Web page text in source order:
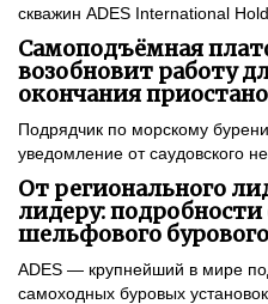
скважин ADES International
Самоподъёмная
возобновит работу
окончания
Подрядчик по морскому
уведомление от саудовского
От регионального
лидеру: подробности
шельфового
ADES — крупнейший в мире
самоходных буровых